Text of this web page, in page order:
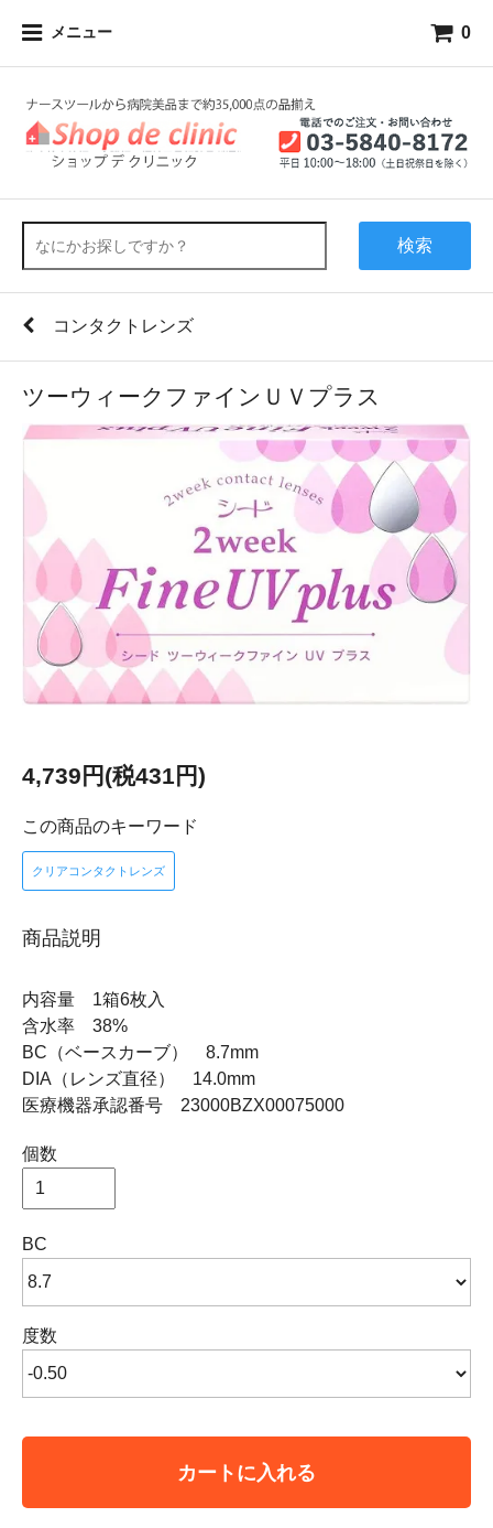
メニュー 0
検索
コンタクトレンズ
ツーウィークファインＵＶプラス
4,739円(税431円)
この商品のキーワード
クリアコンタクトレンズ
商品説明
内容量 1箱6枚入
含水率 38%
BC（ベースカーブ） 8.7mm
DIA（レンズ直径） 14.0mm
医療機器承認番号 23000BZX00075000
個数
BC
度数
カートに入れる